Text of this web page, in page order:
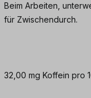
Beim Arbeiten,
für Zwischendurch.
32,00 mg Koffein pro